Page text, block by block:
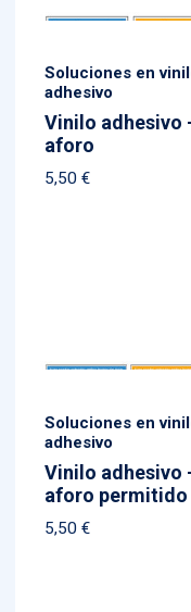
Soluciones en
adhesivo
Vinilo adhesivo
aforo
5,50€
Soluciones en
adhesivo
Vinilo adhesivo
aforo permitido
5,50€